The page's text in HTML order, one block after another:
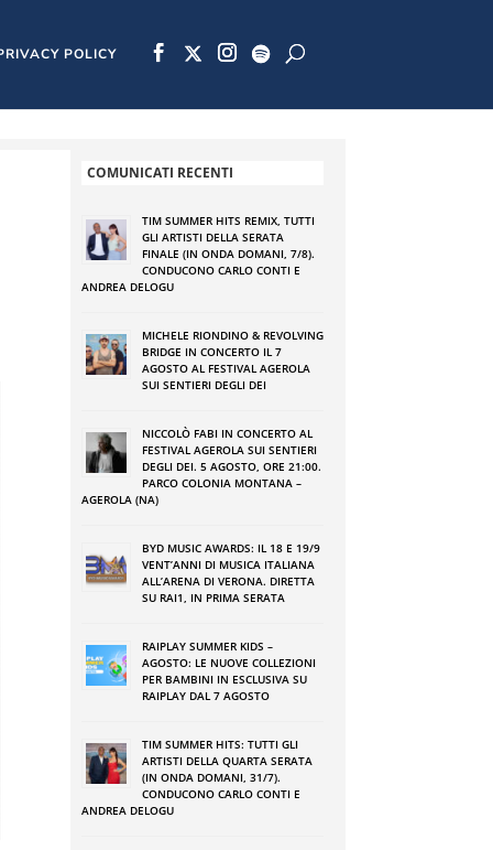
POLICY
COMUNICATI RECENTI
TIM SUMMER HITS REMIX, TUTTI
GLI ARTISTI DELLA SERATA
FINALE (IN ONDA DOMANI, 7/8).
CONDUCONO CARLO CONTI E
ANDREA DELOGU
MICHELE RIONDINO & REVOLVING
BRIDGE IN CONCERTO IL 7
AGOSTO AL FESTIVAL AGEROLA
SUI SENTIERI DEGLI DEI
NICCOLÒ FABI IN CONCERTO AL
FESTIVAL AGEROLA SUI SENTIERI
DEGLI DEI. 5 AGOSTO, ORE 21:00.
PARCO COLONIA MONTANA –
AGEROLA (NA)
BYD MUSIC AWARDS: IL 18 E 19/9
VENT’ANNI DI MUSICA ITALIANA
ALL’ARENA DI VERONA. DIRETTA
SU RAI1, IN PRIMA SERATA
RAIPLAY SUMMER KIDS –
AGOSTO: LE NUOVE COLLEZIONI
PER BAMBINI IN ESCLUSIVA SU
RAIPLAY DAL 7 AGOSTO
TIM SUMMER HITS: TUTTI GLI
ARTISTI DELLA QUARTA SERATA
(IN ONDA DOMANI, 31/7).
CONDUCONO CARLO CONTI E
ANDREA DELOGU